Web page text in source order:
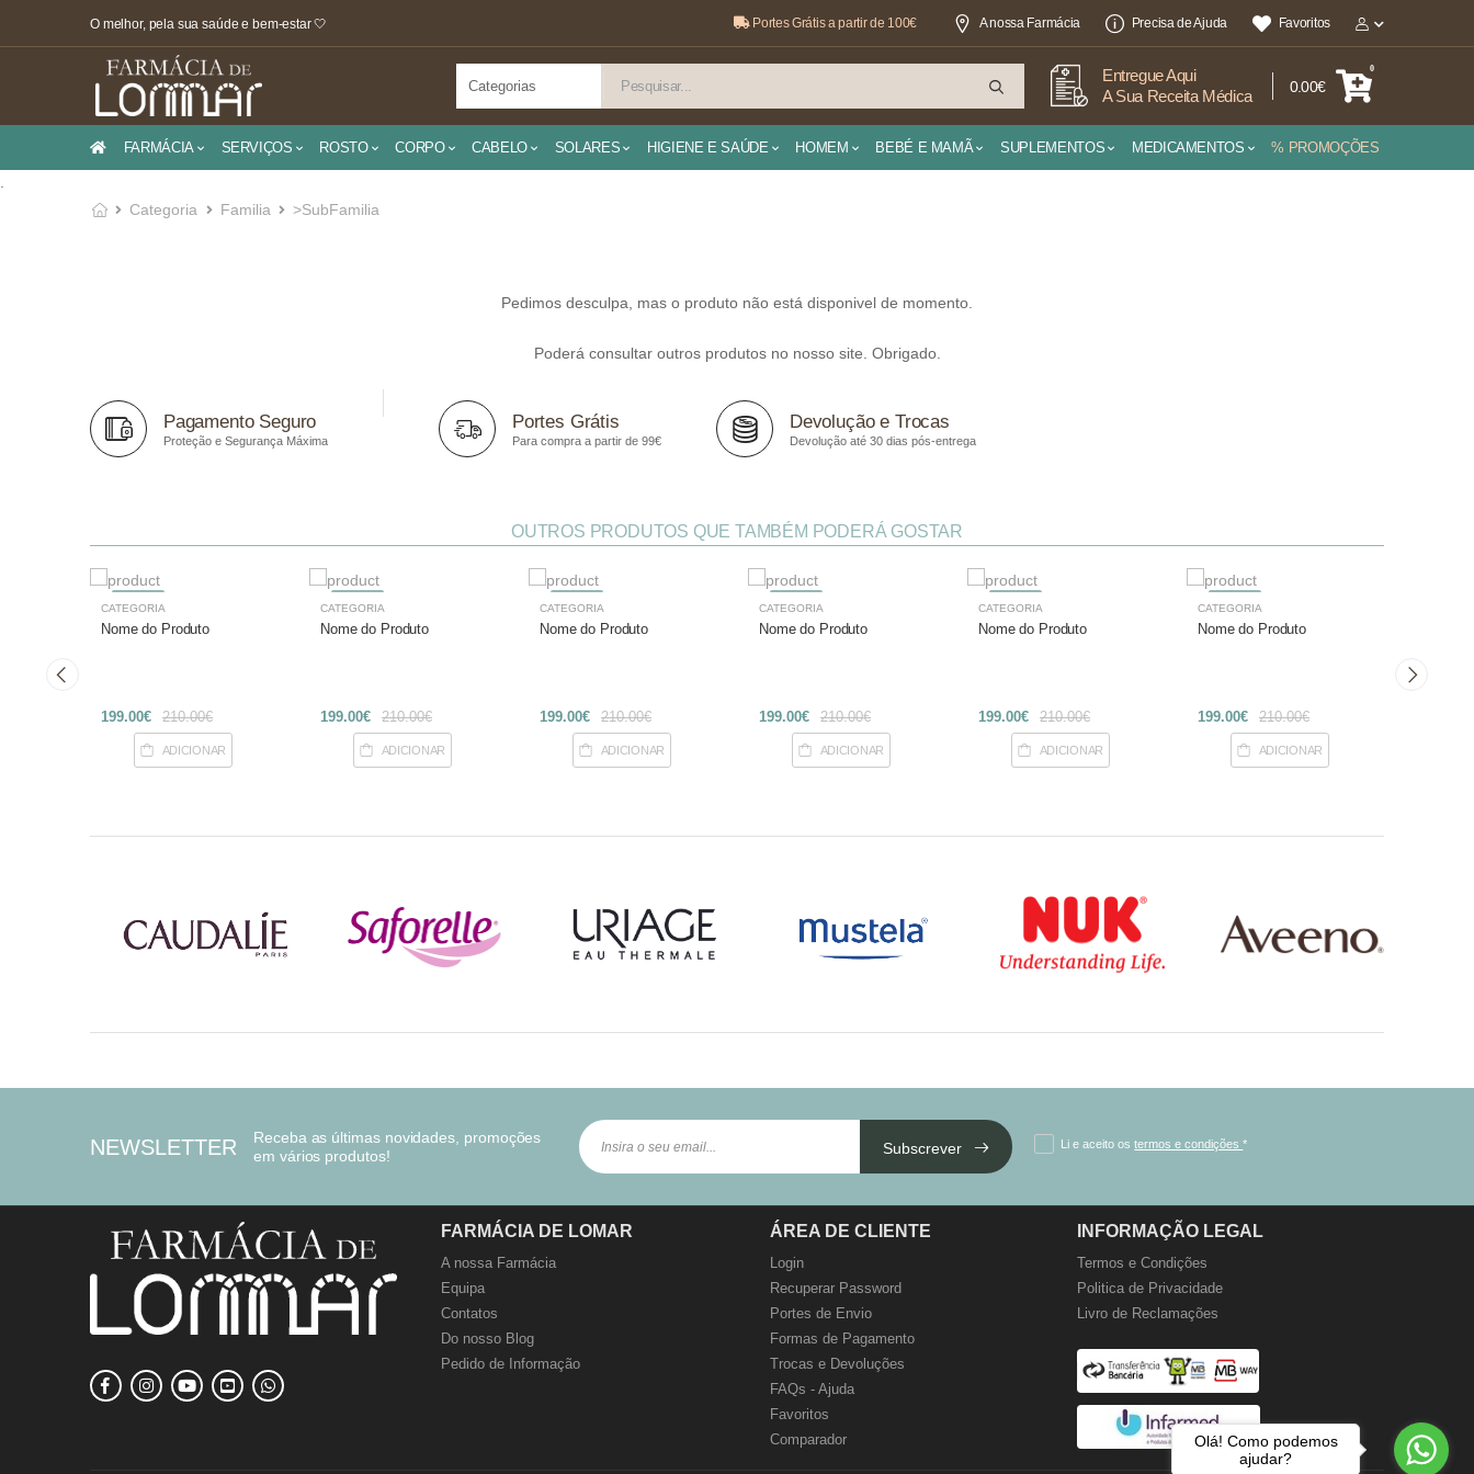
O melhor, pela sua saúde e bem-estar 🤍 Portes Grátis a partir de 100€ A nossa Farmácia Precisa de Ajuda Favoritos
Entregue Aqui
A Sua Receita Médica
0.00€
0
FARMÁCIA SERVIÇOS ROSTO CORPO CABELO SOLARES HIGIENE E SAÚDE HOMEM BEBÉ E MAMÃ SUPLEMENTOS MEDICAMENTOS % PROMOÇÕES
Categoria
Familia >SubFamilia
Pedimos desculpa, mas o produto não está disponivel de momento.
Poderá consultar outros produtos no nosso site. Obrigado.
Pagamento Seguro
Proteção e Segurança Máxima
Portes Grátis
Para compra a partir de 99€
Devolução e Trocas
Devolução até 30 dias pós-entrega
OUTROS PRODUTOS QUE TAMBÉM PODERÁ GOSTAR
CATEGORIA
Nome do Produto
199.00€ 210.00€
ADICIONAR
CATEGORIA
Nome do Produto
199.00€ 210.00€
ADICIONAR
CATEGORIA
Nome do Produto
199.00€ 210.00€
ADICIONAR
CATEGORIA
Nome do Produto
199.00€ 210.00€
ADICIONAR
CATEGORIA
Nome do Produto
199.00€ 210.00€
ADICIONAR
CATEGORIA
Nome do Produto
199.00€ 210.00€
ADICIONAR
NEWSLETTER
Receba as últimas novidades, promoções
em vários produtos!
Subscrever Li e aceito ostermos e condições*
FARMÁCIA DE LOMAR
A nossa Farmácia
Equipa
Contatos
Do nosso Blog
Pedido de Informação
ÁREA DE CLIENTE
Login
Recuperar Password
Portes de Envio
Formas de Pagamento
Trocas e Devoluções
FAQs - Ajuda
Favoritos
Comparador
INFORMAÇÃO LEGAL
Termos e Condições
Politica de Privacidade
Livro de Reclamações
Olá! Como podemos
ajudar?